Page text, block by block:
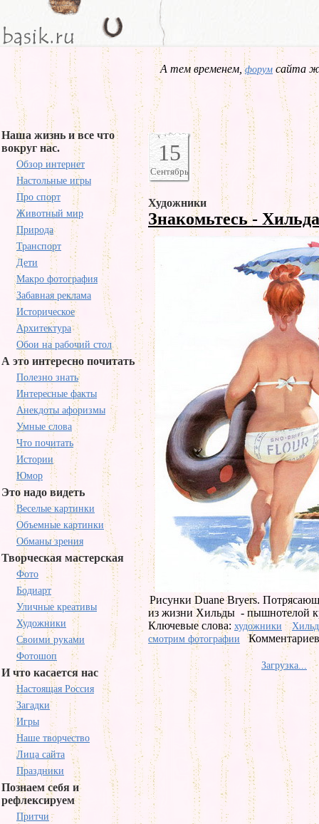
А тем временем,форум сайта
Наша жизнь и все что
вокруг нас.
Обзор интернет
Настольные игры
Про спорт
Животный мир
Природа
Транспорт
Дети
Макро фотография
Забавная реклама
Историческое
Архитектура
Обои на рабочий стол
А это интересно почитать
Полезно знать
Интересные факты
Анекдоты афоризмы
Умные слова
Что почитать
Истории
Юмор
Это надо видеть
Веселые картинки
Объемные картинки
Обманы зрения
Творческая мастерская
Фото
Бодиарт
Уличные креативы
Художники
Своими руками
Фотошоп
И что касается нас
Настоящая Россия
Загадки
Игры
Наше творчество
Лица сайта
Праздники
Познаем себя и
рефлексируем
Притчи
15
Сентябрь
Художники
Знакомьтесь -
Рисунки Duane Bryers.
из жизни Хильды - пышнотелой
Ключевые слова: художники
смотрим фотографии
Загрузка...